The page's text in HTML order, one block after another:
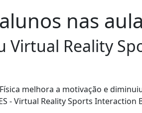
nas
Virtual Reality
melhora a motivação e
- Virtual Reality Sports Interaction